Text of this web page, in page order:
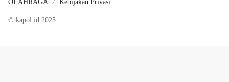
OLAHRAGA Kebijakan Privasi
© kapol.id 2025